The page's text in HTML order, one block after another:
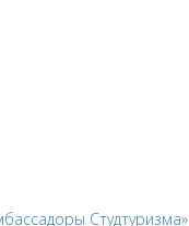
Студтуризма»